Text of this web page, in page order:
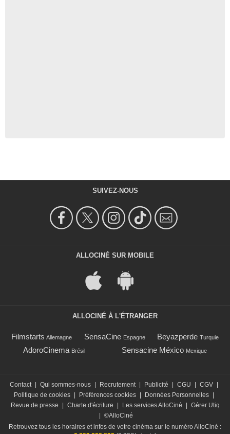
SUIVEZ-NOUS
ALLOCINÉ SUR MOBILE
ALLOCINÉ À L'ÉTRANGER
Filmstarts Allemagne SensaCine Espagne Beyazperde Turquie
AdoroCinema Brésil Sensacine México Mexique
Contact | Qui sommes-nous | Recrutement | Publicité | CGU | CGV |
Politique de cookies | Préférences cookies | Données Personnelles |
Revue de presse
| Charte d'écriture | Les services AlloCiné | Gérer Utiq
| ©AlloCiné
Retrouvez tous les horaires et infos de votre cinéma sur le numéro AlloCiné :